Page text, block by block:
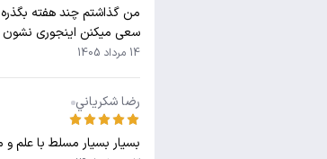
من گذاشتم چند هفته
سعی میکنن اینجوری نشون
14 مرداد 1405
رضا شكرياني
بسیار بسیار مسلط با علم